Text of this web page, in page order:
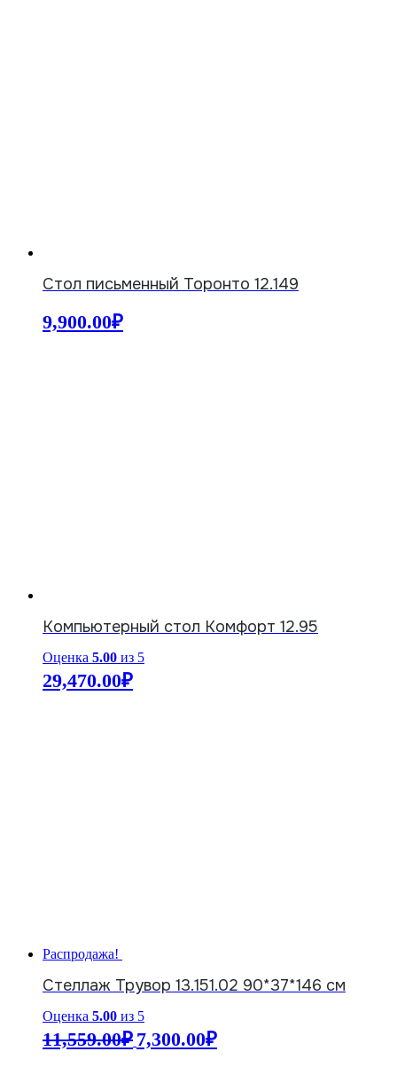
Стол письменный Торонто 12.149
9,900.00₽
Компьютерный стол Комфорт 12.95
Оценка 5.00 из 5
29,470.00₽
Распродажа!
Стеллаж Трувор 13.151.02 90*37*146 см
Оценка 5.00 из 5
11,559.00₽ Первоначальная
цена
7,300.00₽Текущая
цена: